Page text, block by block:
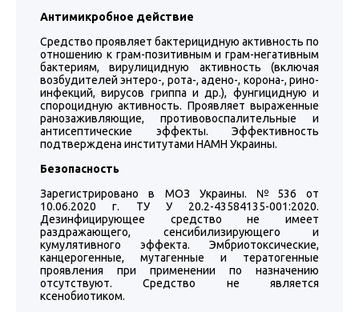
Антимикробное действие
Средство проявляет бактерицидную активность по
отношению к грам-позитивным и грам-негативным
бактериям, вирулицидную активность (включая
возбудителей энтеро-, рота-, адено-, корона-, рино-
инфекций, вирусов гриппа и др.), фунгицидную и
спороцидную активность. Проявляет выраженные
ранозаживляющие, противовоспалительные и
антисептические эффекты. Эффективность
подтверждена институтами НАМН Украины.
Безопасность
Зарегистрировано в МОЗ Украины. №536 от
10.06.2020 г. ТУ У 20.2-43584135-001:2020.
Дезинфицирующее средство не имеет
раздражающего, сенсибилизирующего и
кумулятивного эффекта. Эмбриотоксические,
канцерогенные, мутагенные и тератогенные
проявления при применении по назначению
отсутствуют. Средство не является
ксенобиотиком.